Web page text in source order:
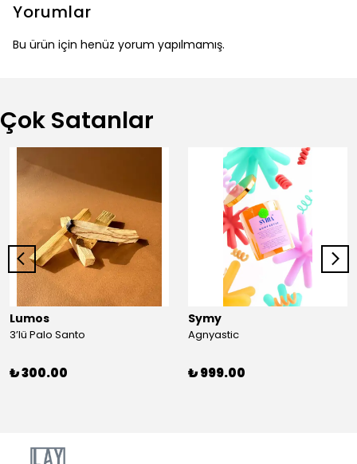
Yorumlar
Bu ürün için henüz yorum yapılmamış.
Çok Satanlar
Lumos
3’lü Palo Santo
₺ 300.00
Symy
Agnyastic
₺ 999.00